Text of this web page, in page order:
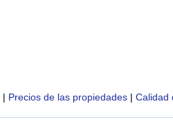
| Precios de las propiedades | Calidad